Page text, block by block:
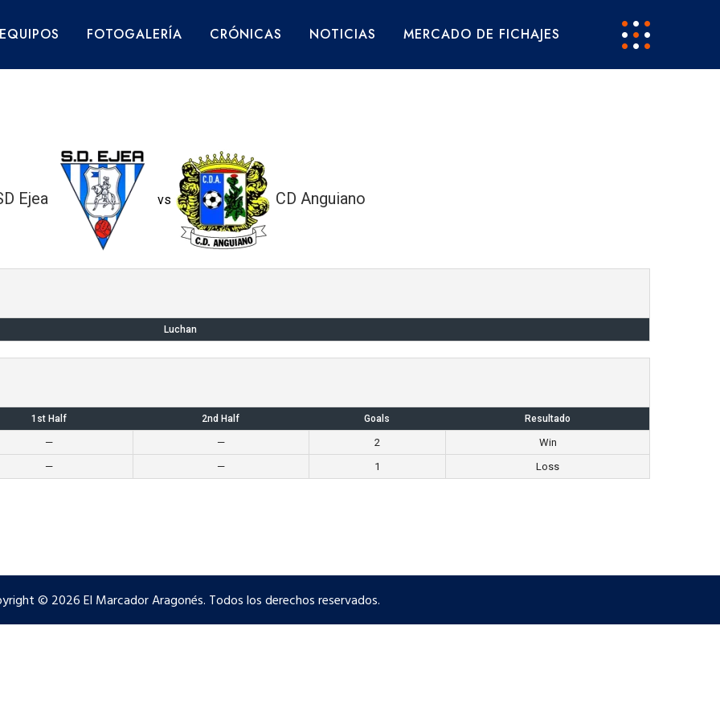
EQUIPOS FOTOGALERÍA CRÓNICAS NOTICIAS MERCADO DE FICHAJES
Ejea vs CD Anguiano
Luchan
1st Half 2nd Half Goals Resultado
— — 2
Win
— — 1 Loss
© 2026 El Marcador Aragonés. Todos los derechos reservados.